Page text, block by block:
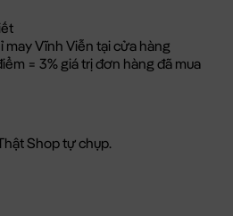
Vĩnh Viễn tại cửa hàng
= 3% giá trị đơn hàng đã mua
Shop tự chụp.